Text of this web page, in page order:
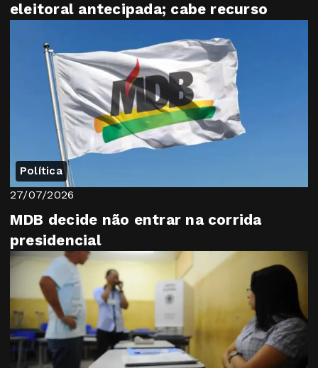
eleitoral antecipada; cabe recurso
Política
27/07/2026
MDB decide não entrar na corrida
presidencial